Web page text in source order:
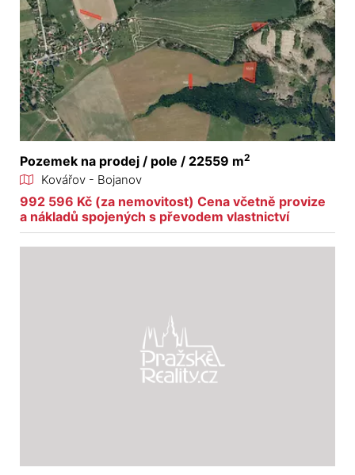
Pozemek na prodej / pole / 22559 m2
Kovářov - Bojanov
992 596 Kč (za nemovitost) Cena včetně provize
a nákladů spojených s převodem vlastnictví